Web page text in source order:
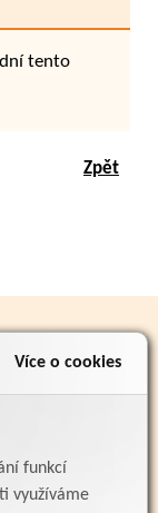
Více o cookies
funkcí
využíváme
tento
Zpět